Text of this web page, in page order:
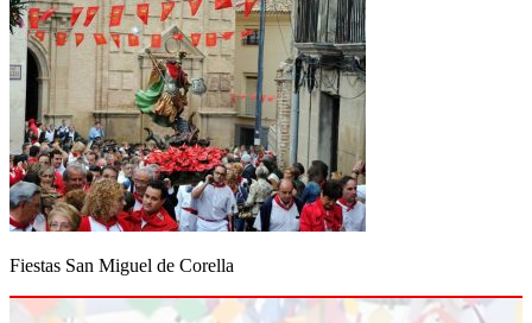
Fiestas San Miguel de Corella